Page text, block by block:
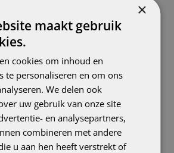
avec ou sans coque d’assise
pieds adaptés, est pour de
atteintes de spina-bifida le
déplacer par leurs propres
important d’être assez critique
roulant.
×
maakt gebruik
cookies om inhoud en
te personaliseren en om ons
We delen ook
uw gebruik van onze site
en analysepartners,
combineren met andere
u aan hen heeft verstrekt of